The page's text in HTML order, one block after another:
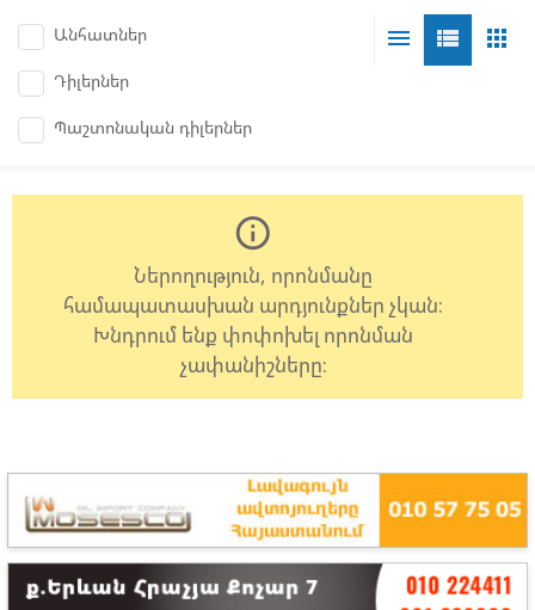
Անհատներ
Դիլերներ
Պաշտոնական դիլերներ
apps
view_list
menu
info_outline
Ներողություն, որոնմանը
համապատասխան արդյունքներ չկան:
Խնդրում ենք փոփոխել որոնման
չափանիշները: